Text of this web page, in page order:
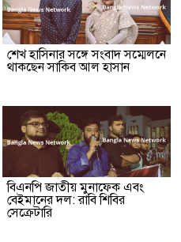
শেখ হাসিনার সঙ্গে সংবাদ সম্মেলনে
থাকছেন সাকিব আল হাসান
বিএনপি জাতীয় মুনাফেক এবং
বেইমানের দল: রাবি শিবির
সেক্রেটারি